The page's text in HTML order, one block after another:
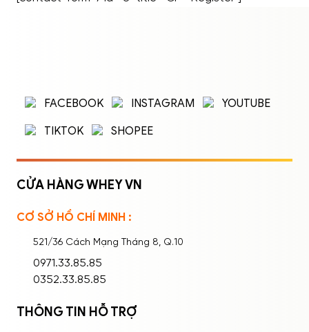
Nhập tên đăng nhập/email và mật khẩu để
Ghi nhớ mật khẩu
FACEBOOK INSTAGRAM
YOUTUBE
TIKTOK
SHOPEE
CỬA HÀNG WHEY VN
CƠ SỞ HỒ CHÍ MINH :
521/36 Cách Mạng Tháng 8, Q.10
0971.33.85.85
0352.33.85.85
THÔNG TIN HỖ TRỢ